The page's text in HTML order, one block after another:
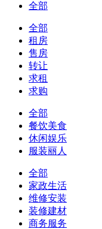
全部
全部
租房
售房
转让
求租
求购
全部
餐饮美食
休闲娱乐
服装丽人
全部
家政生活
维修安装
装修建材
商务服务